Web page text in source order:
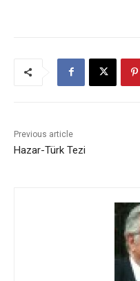
Previous article
Hazar-Türk Tezi